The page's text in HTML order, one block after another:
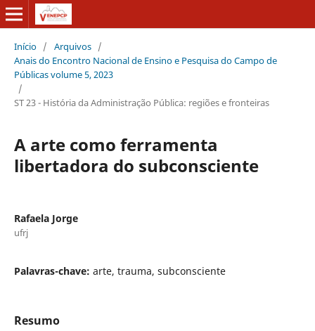
Início / Arquivos /
Anais do Encontro Nacional de Ensino e Pesquisa do Campo de
Públicas volume 5, 2023
/
ST 23 - História da Administração Pública: regiões e fronteiras
A arte como ferramenta
libertadora do subconsciente
Rafaela Jorge
ufrj
Palavras-chave: arte, trauma, subconsciente
Resumo